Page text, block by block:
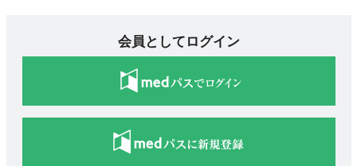
会員としてログイン